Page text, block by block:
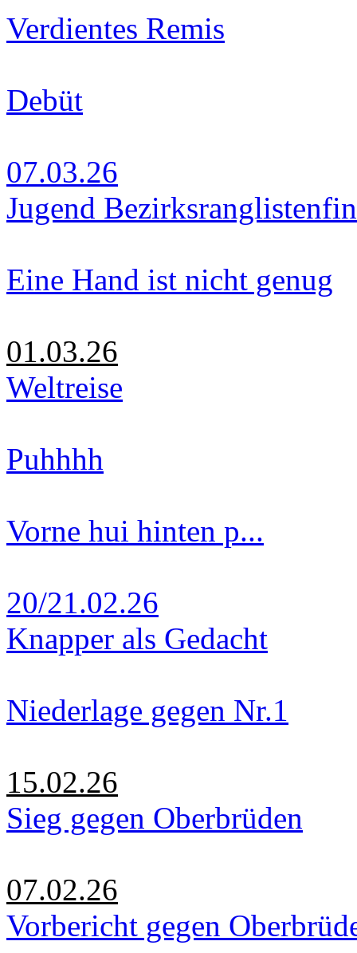
Verdientes Remis
Debüt
07.03.26
Jugend
Eine Hand ist nicht genug
01.03.26
Weltreise
Puhhhh
Vorne hui hinten p...
20/21.02.26
Knapper als Gedacht
Niederlage gegen Nr.1
15.02.26
Sieg gegen Oberbrüden
07.02.26
Vorbericht gegen